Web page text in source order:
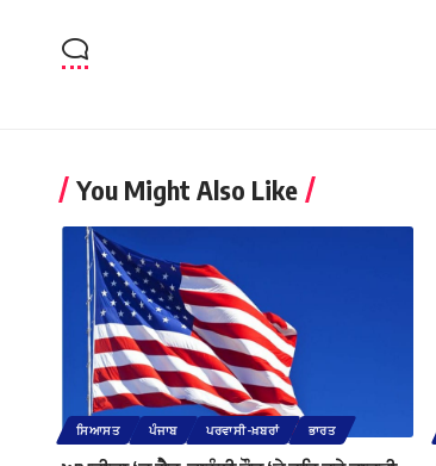
You Might Also Like
ਸਿਆਸਤ ਪੰਜਾਬ ਪਰਵਾਸੀ-ਖ਼ਬਰਾਂ ਭਾਰਤ